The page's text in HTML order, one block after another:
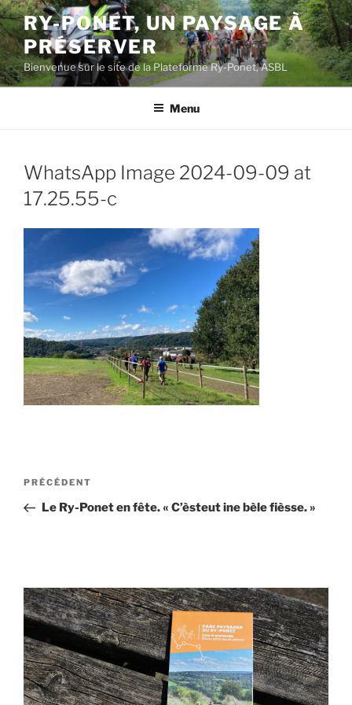
Aller
au
contenu
principal
RY-PONET, UN PAYSAGE À
PRÉSERVER
Bienvenue sur le site de la Plateforme Ry-Ponet, ASBL
Menu
WhatsApp Image 2024-09-09 at
17.25.55-c
Navigation
l’article
Article
précédent
PRÉCÉDENT
Le Ry-Ponet en fête. « C’èsteut ine bèle fièsse. »